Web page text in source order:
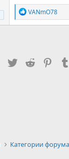
Р
е
а
и
:
VANmO78
Facebook
TwitterReddit
Категории форума